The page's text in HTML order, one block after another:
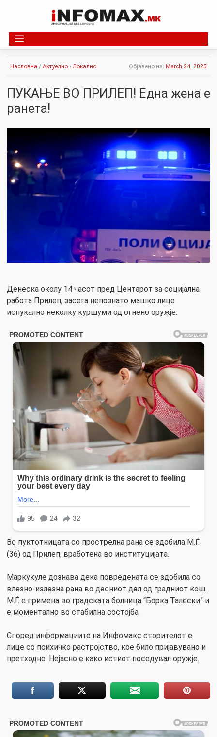
Насловна / Актуелно • Локално Објавено на: March 24, 2025
ПУКАЊЕ ВО ПРИЛЕП! Една жена е
ранета!
Денеска околу 14 часот пред Центарот за социјална
работа Прилеп, засега непознато машко лице
испукално неколку куршуми од огнено оружје.
Во пуктотницата со прострелна рана се здобила М.Ѓ.
(36) од Прилеп, вработена во институцијата.
Маркукуле дознава дека повредената се здобила со
влезно-излезна рана во десниот дел од градниот кош.
М.Ѓ. е примена во градската болница “Борка Талески” и
е моментално во стабилна состојба.
Според информациите на Инфомакс сторителот е
лице со психичко растројство, кое било пријавувано и
претходно. Нејасно е како истиот поседувал оружје.